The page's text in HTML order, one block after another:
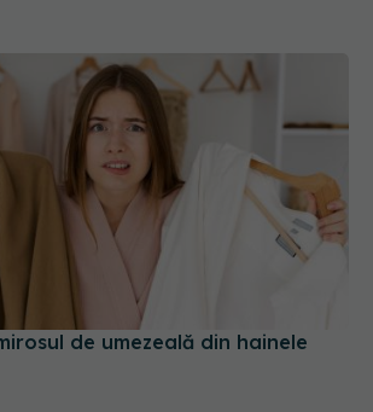
de umezeală din hainele